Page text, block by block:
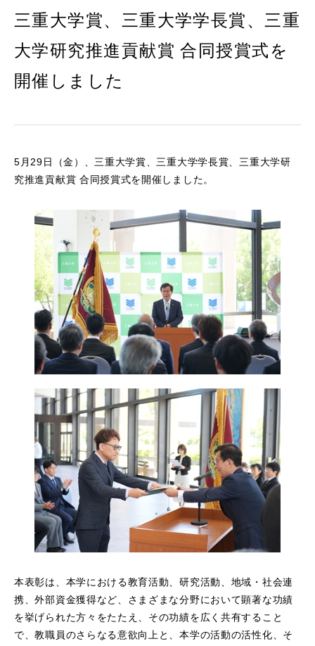
三重大学賞、三重大学学長賞、三重
大学研究推進貢献賞 合同授賞式を
開催しました
5月29日（金）、三重大学賞、三重大学学長賞、三重大学研
究推進貢献賞 合同授賞式を開催しました。
本表彰は、本学における教育活動、研究活動、地域・社会連
携、外部資金獲得など、さまざまな分野において顕著な功績
を挙げられた方々をたたえ、その功績を広く共有すること
で、教職員のさらなる意欲向上と、本学の活動の活性化、そ